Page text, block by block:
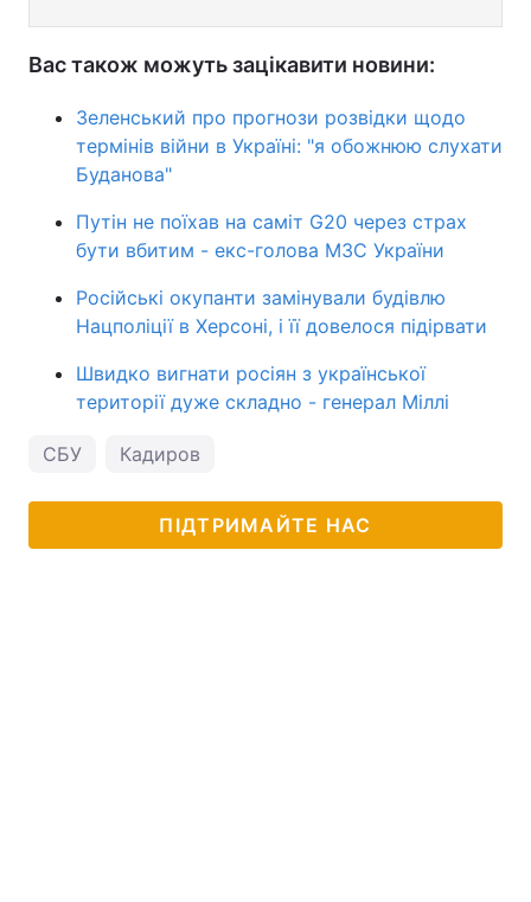
Вас також можуть зацікавити новини:
Зеленський про прогнози розвідки щодо
термінів війни в Україні: "я обожнюю слухати
Буданова"
Путін не поїхав на саміт G20 через страх
бути вбитим - екс-голова МЗС України
Російські окупанти замінували будівлю
Нацполіції в Херсоні, і її довелося підірвати
Швидко вигнати росіян з української
території дуже складно - генерал Міллі
СБУ Кадиров
ПІДТРИМАЙТЕ НАС